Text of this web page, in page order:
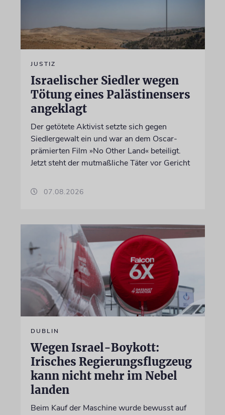
JUSTIZ
Israelischer Siedler wegen
Tötung eines Palästinensers
angeklagt
Der getötete Aktivist setzte sich gegen
Siedlergewalt ein und war an dem Oscar-
prämierten Film »No Other Land« beteiligt.
Jetzt steht der mutmaßliche Täter vor Gericht
07.08.2026
DUBLIN
Wegen Israel-Boykott:
Irisches Regierungsflugzeug
kann nicht mehr im Nebel
landen
Beim Kauf der Maschine wurde bewusst auf